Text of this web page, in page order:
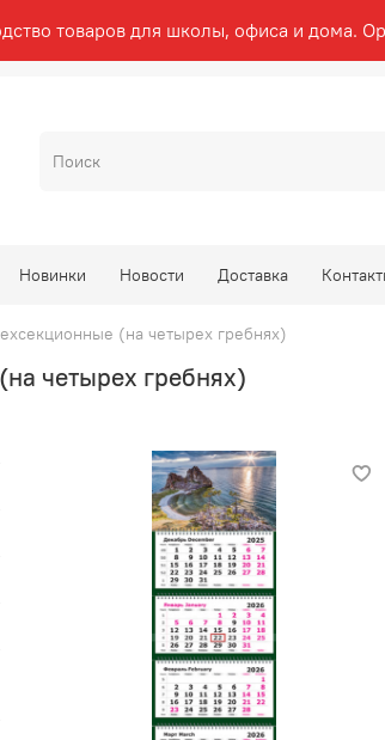
товаров для школы, офиса и дома.
Новинки Новости Доставка
(на четырех гребнях)
четырех гребнях)